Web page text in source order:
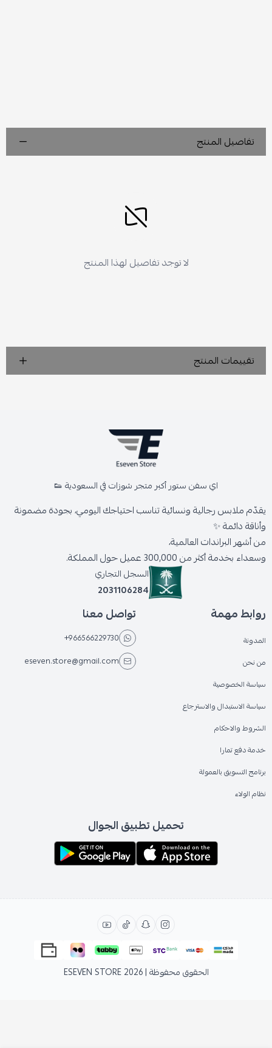
تفاصيل المنتج
لا توجد تفاصيل لهذا المنتج
تقييمات المنتج
اي سفن ستور أكبر متجر شوزات في السعودية 👟
يقدّم ملابس رجالية ونسائية تناسب احتياجك اليومي، بجودة مضمونة
وأناقة دائمة ✨
من أشهر البراندات العالمية،
وسعداء بخدمة أكثر من 300,000 عميل حول المملكة.
السجل التجاري
2031106284
روابط مهمة
المدونة
من نحن
سياسة الخصوصية
سياسة الاستبدال والاسترجاع
الشروط والاحكام
خدمة دفع تمارا
برنامج التسويق بالعمولة
نظام الولاء
تواصل معنا
+966566229730
eseven.store@gmail.com
تحميل تطبيق الجوال
الحقوق محفوظة | 2026 ESEVEN STORE